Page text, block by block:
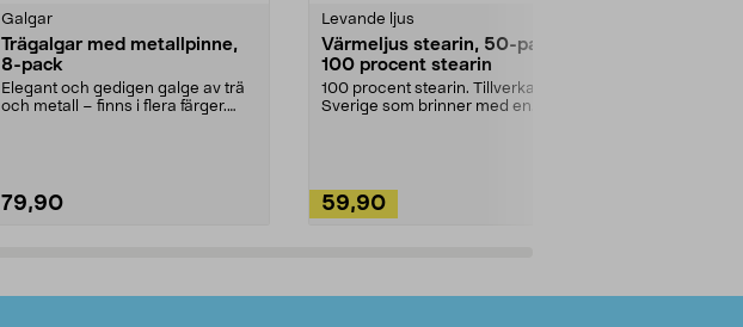
Galgar
Trägalgar med metallpinne,
8-pack
Elegant och gedigen galge av trä
och metall – finns i flera färger.
79,90
Levande ljus
Värmeljus stearin, 50-pack,
100 procent stearin
100 procent stearin. Tillverkade i
Sverige som brinner med en
59,90